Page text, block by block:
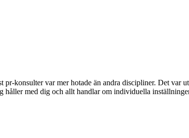
pr-konsulter var mer hotade än andra discipliner. Det
håller med dig och allt handlar om individuella